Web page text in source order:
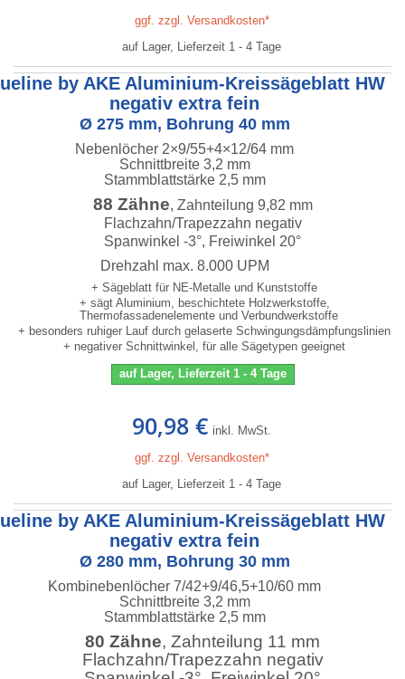
ggf. zzgl. Versandkosten*
auf Lager, Lieferzeit 1 - 4 Tage
by AKE Aluminium-Kreissägeblatt HW
negativ extra fein
Ø 275 mm, Bohrung 40 mm
Nebenlöcher 2×9/55+4×12/64 mm
Schnittbreite 3,2 mm
Stammblattstärke 2,5 mm
88 Zähne, Zahnteilung 9,82 mm
Flachzahn/Trapezzahn negativ
Spanwinkel -3°, Freiwinkel 20°
Drehzahl max. 8.000 UPM
+ Sägeblatt für NE-Metalle und Kunststoffe
+ sägt Aluminium, beschichtete Holzwerkstoffe,
Thermofassadenelemente und Verbundwerkstoffe
+ besonders ruhiger Lauf durch gelaserte Schwingungsdämpfungslinien
+ negativer Schnittwinkel, für alle Sägetypen geeignet
auf Lager, Lieferzeit 1 - 4 Tage
90,98 € inkl. MwSt.
ggf. zzgl. Versandkosten*
auf Lager, Lieferzeit 1 - 4 Tage
by AKE Aluminium-Kreissägeblatt HW
negativ extra fein
Ø 280 mm, Bohrung 30 mm
Kombinebenlöcher 7/42+9/46,5+10/60 mm
Schnittbreite 3,2 mm
Stammblattstärke 2,5 mm
80 Zähne, Zahnteilung 11 mm
Flachzahn/Trapezzahn negativ